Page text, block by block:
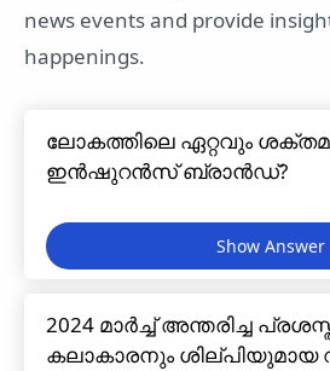
news events and provide
happenings.
ലോകത്തിലെ ഏറ്റവും
ഇൻഷുറൻസ് ബ്രാൻഡ്?
2024 മാർച്ച് അന്തരിച്ച
കലാകാരനും ശില്പിയുമായ